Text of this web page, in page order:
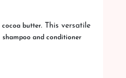
cocoa butter. This versatile
shampoo and conditioner